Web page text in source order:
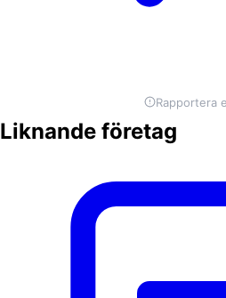
Rapportera
Liknande företag